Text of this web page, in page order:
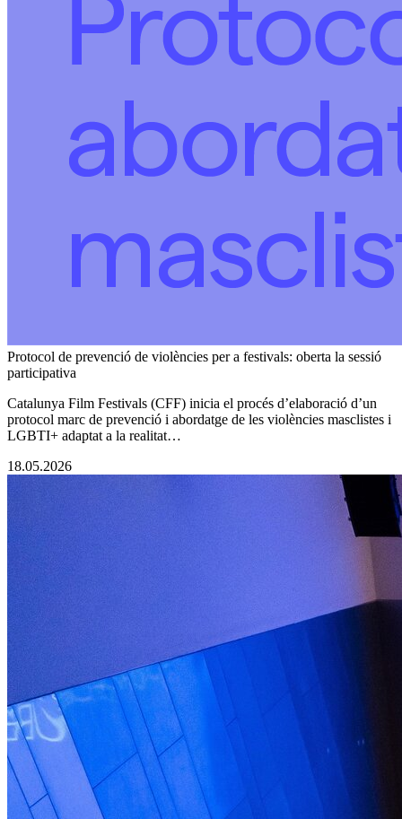
Protocol de prevenció de violències per a festivals: oberta la sessió
participativa
Catalunya Film Festivals (CFF) inicia el procés d’elaboració d’un
protocol marc de prevenció i abordatge de les violències masclistes i
LGBTI+ adaptat a la realitat…
18.05.2026